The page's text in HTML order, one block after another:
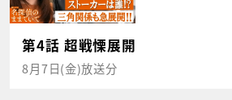
第4話 超戦慄展開
8月7日(金)放送分